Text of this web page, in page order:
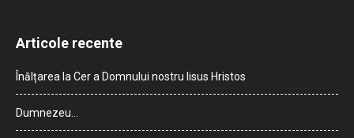
Articole recente
Înălțarea la Cer a Domnului nostru Iisus Hristos
Dumnezeu…